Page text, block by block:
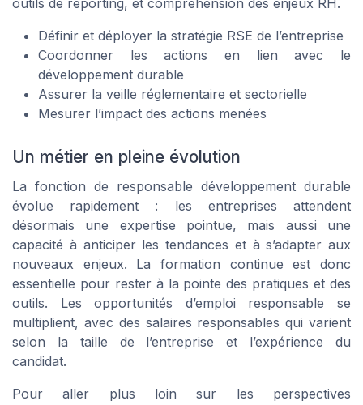
outils de reporting, et compréhension des enjeux RH.
Définir et déployer la stratégie RSE de l’entreprise
Coordonner les actions en lien avec le
développement durable
Assurer la veille réglementaire et sectorielle
Mesurer l’impact des actions menées
Un métier en pleine évolution
La fonction de responsable développement durable
évolue rapidement : les entreprises attendent
désormais une expertise pointue, mais aussi une
capacité à anticiper les tendances et à s’adapter aux
nouveaux enjeux. La formation continue est donc
essentielle pour rester à la pointe des pratiques et des
outils. Les opportunités d’emploi responsable se
multiplient, avec des salaires responsables qui varient
selon la taille de l’entreprise et l’expérience du
candidat.
Pour aller plus loin sur les perspectives